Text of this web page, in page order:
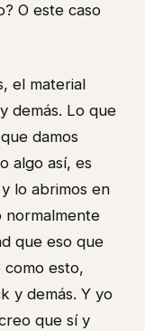
O este caso
el material
demás. Lo que
damos
algo así, es
lo abrimos en
normalmente
que eso que
como esto,
y demás. Y yo
que sí y